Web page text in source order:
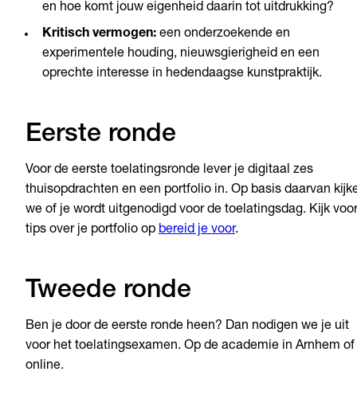
en hoe komt jouw eigenheid daarin tot uitdrukking?
Kritisch vermogen: een onderzoekende en
experimentele houding, nieuwsgierigheid en een
oprechte interesse in hedendaagse kunstpraktijk.
Eerste ronde
Voor de eerste toelatingsronde lever je digitaal zes
thuisopdrachten en een portfolio in. Op basis daarvan
we of je wordt uitgenodigd voor de toelatingsdag. Kijk voor
tips over je portfolio op bereid je voor.
Tweede ronde
Ben je door de eerste ronde heen? Dan nodigen we je uit
voor het toelatingsexamen. Op de academie in Arnhem of
online.